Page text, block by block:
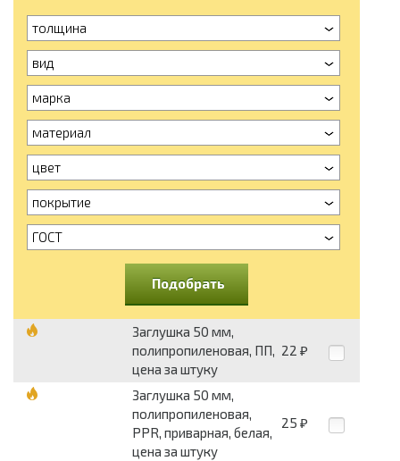
толщина
вид
марка
материал
цвет
покрытие
ГОСТ
Подобрать
Заглушка 50 мм,
полипропиленовая, ПП,
цена за штуку
22 ₽
Заглушка 50 мм,
полипропиленовая,
PPR, приварная, белая,
цена за штуку
25 ₽